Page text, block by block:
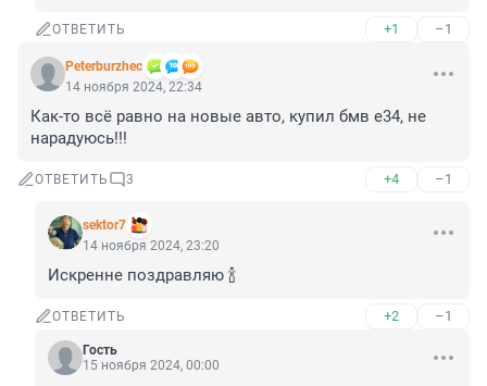
ОТВЕТИТЬ +1 –1
Peterburzhec
14 ноября 2024, 22:34
Как-то всё равно на новые авто, купил бмв е34, не
нарадуюсь!!!
ОТВЕТИТЬ 3 +4 –1
sektor7
14 ноября 2024, 23:20
Искренне поздравляю 🍾
ОТВЕТИТЬ +2 –1
Гость
15 ноября 2024, 00:00